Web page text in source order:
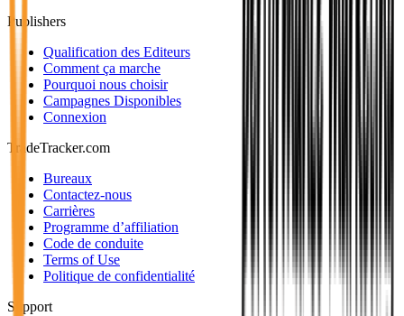
Publishers
Qualification des Editeurs
Comment ça marche
Pourquoi nous choisir
Campagnes Disponibles
Connexion
TradeTracker.com
Bureaux
Contactez-nous
Carrières
Programme d’affiliation
Code de conduite
Terms of Use
Politique de confidentialité
Support